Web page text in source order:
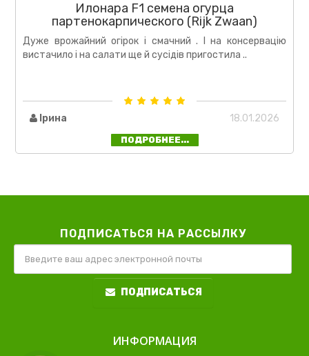
Илонара F1 семена огурца
партенокарпического (Rijk Zwaan)
Дуже врожайний огірок і смачний . І на консервацію
вистачило і на салати ще й сусідів пригостила ..
Ірина 18.01.2026
ПОДРОБНЕЕ...
ПОДПИСАТЬСЯ НА РАССЫЛКУ
ПОДПИСАТЬСЯ
ИНФОРМАЦИЯ